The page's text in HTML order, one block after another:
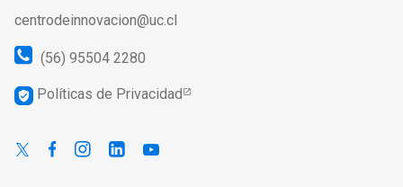
centrodeinnovacion@uc.cl
(56) 95504 2280
verified_user Políticas de Privacidad